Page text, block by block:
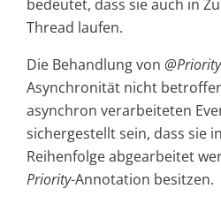
bedeutet, dass sie auch in
Thread laufen.
Die Behandlung von @Priority
Asynchronität nicht
asynchron verarbeiteten
sichergestellt sein, dass sie
Reihenfolge abgearbeitet
Priority-Annotation besitzen.